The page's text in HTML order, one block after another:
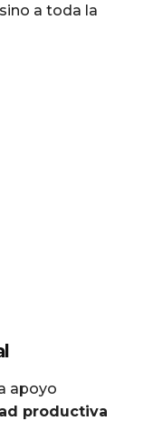
a toda la
apoyo
productiva